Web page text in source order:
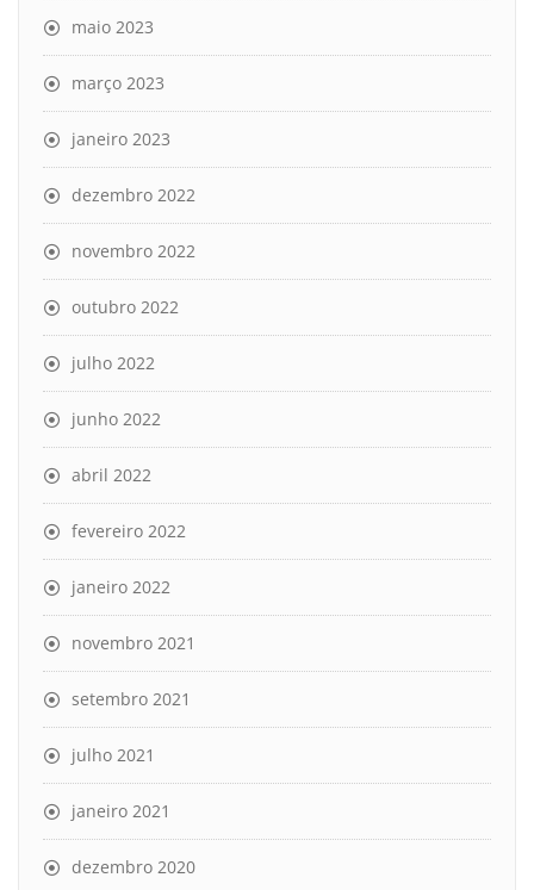
maio 2023
março 2023
janeiro 2023
dezembro 2022
novembro 2022
outubro 2022
julho 2022
junho 2022
abril 2022
fevereiro 2022
janeiro 2022
novembro 2021
setembro 2021
julho 2021
janeiro 2021
dezembro 2020